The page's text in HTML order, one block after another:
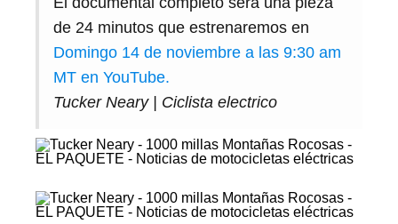
de 24 minutos que estrenaremos en
Domingo 14 de noviembre a las 9:30 am
MT en YouTube.
Tucker Neary | Ciclista electrico